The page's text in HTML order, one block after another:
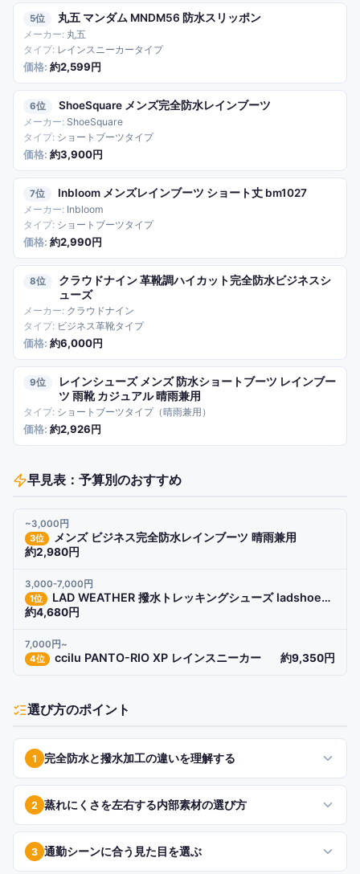
5 丸五 マンダム MNDM56 防水スリッポン
丸五
レインスニーカータイプ
約2,599円
6 ShoeSquare メンズ完全防水レインブーツ
ShoeSquare
ショートブーツタイプ
約3,900円
7 Inbloom メンズレインブーツ ショート丈 bm1027
Inbloom
ショートブーツタイプ
約2,990円
8
クラウドナイン 革靴調ハイカット完全防水ビジネスシ
ューズ
クラウドナイン
ビジネス革靴タイプ
約6,000円
9
レインシューズ メンズ 防水ショートブーツ レインブー
ツ 雨靴 カジュアル 晴雨兼用
ショートブーツタイプ（晴雨兼用）
約2,926円
早見表：予算別のおすすめ
~3,000円
3位 メンズ ビジネス完全防水レインブーツ 晴雨兼用
約2,980円
3,000-7,000円
1位 LAD WEATHER 撥水トレッキングシューズ ladshoes004
約4,680円
7,000円~
4位 ccilu PANTO-RIO XP レインスニーカー 約9,350円
選び方のポイント
1 完全防水と撥水加工の違いを理解する
2 蒸れにくさを左右する内部素材の選び方
3 通勤シーンに合う見た目を選ぶ